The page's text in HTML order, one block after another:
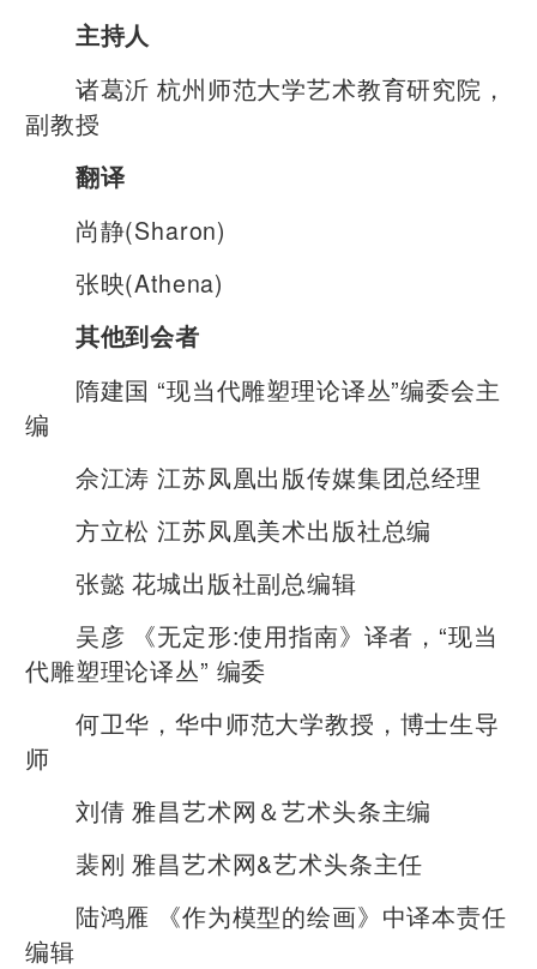
主持人
诸葛沂 杭州师范大学艺术教育研究院，
副教授
翻译
尚静(Sharon)
张映(Athena)
其他到会者
隋建国 “现当代雕塑理论译丛”编委会主
编
佘江涛 江苏凤凰出版传媒集团总经理
方立松 江苏凤凰美术出版社总编
张懿 花城出版社副总编辑
吴彦 《无定形:使用指南》译者，“现当
代雕塑理论译丛” 编委
何卫华，华中师范大学教授，博士生导
师
刘倩 雅昌艺术网＆艺术头条主编
裴刚 雅昌艺术网&艺术头条主任
陆鸿雁 《作为模型的绘画》中译本责任
编辑